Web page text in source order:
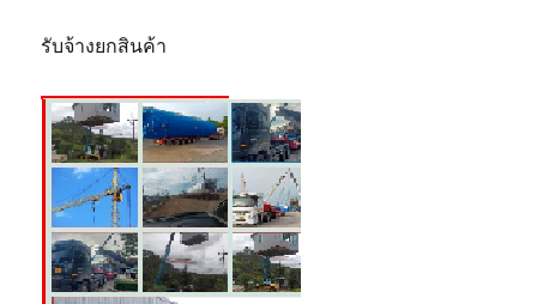
รับจ้างยกสินค้า